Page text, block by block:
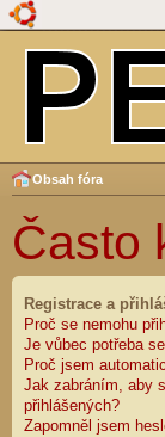
Obsah fóra
Často
Registrace a
Proč se nemohu
Je vůbec potřeba
Proč jsem
Jak zabráním, aby
přihlášených?
Zapomněl jsem